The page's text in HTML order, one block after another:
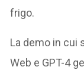
frigo.
La demo in cui
Web e GPT-4